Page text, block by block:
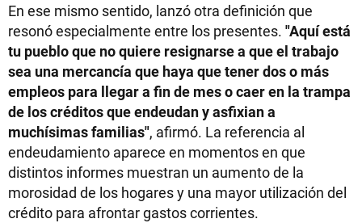
En ese mismo sentido, lanzó otra definición que
resonó especialmente entre los presentes. "Aquí está
tu pueblo que no quiere resignarse a que el trabajo
sea una mercancía que haya que tener dos o más
empleos para llegar a fin de mes o caer en la trampa
de los créditos que endeudan y asfixian a
muchísimas familias", afirmó. La referencia al
endeudamiento aparece en momentos en que
distintos informes muestran un aumento de la
morosidad de los hogares y una mayor utilización del
crédito para afrontar gastos corrientes.